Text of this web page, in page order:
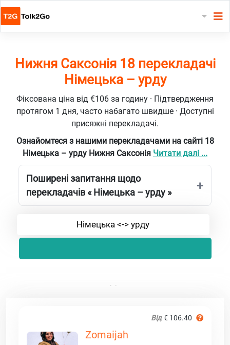
Нижня Саксонія 18 перекладачі
Німецька – урду
Фіксована ціна від €106 за годину · Підтвердження
протягом 1 дня, часто набагато швидше · Доступні
присяжні перекладачі.
Ознайомтеся з нашими перекладачами на сайті 18
Німецька – урду Нижня Саксонія Читати далі ...
Поширені запитання щодо
перекладачів « Німецька – урду »
Німецька <-> урду
Від € 106.40
Zomaijah